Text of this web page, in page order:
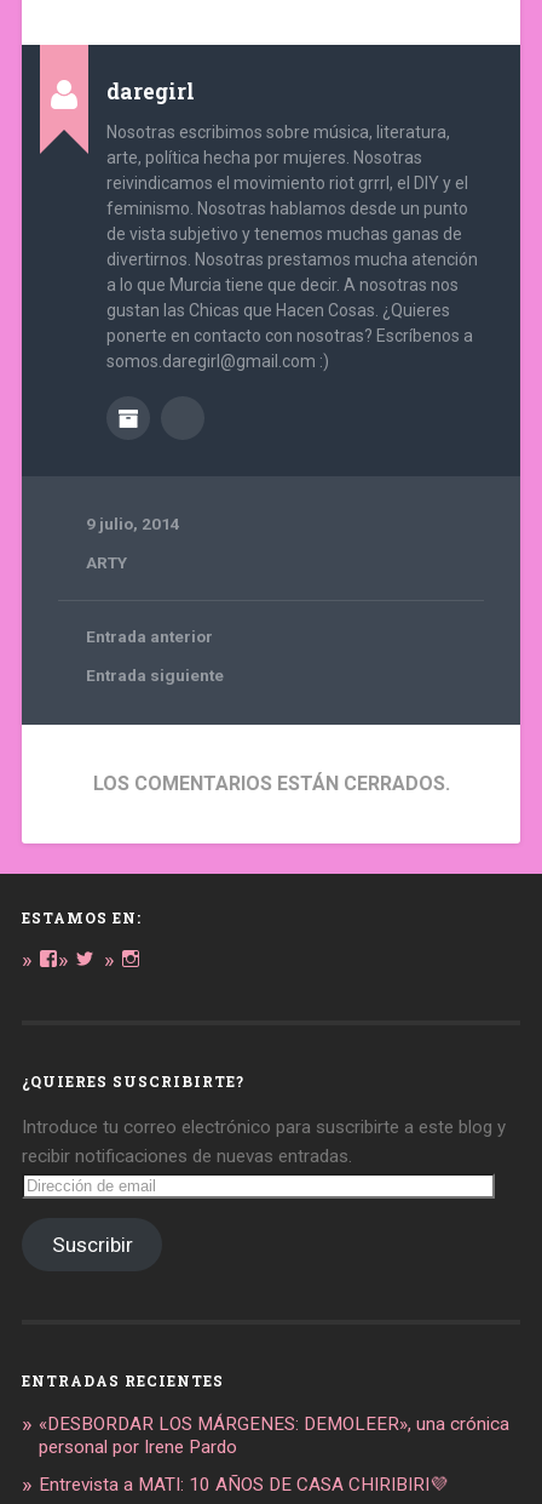
daregirl
Nosotras escribimos sobre música, literatura,
arte, política hecha por mujeres. Nosotras
reivindicamos el movimiento riot grrrl, el DIY y el
feminismo. Nosotras hablamos desde un punto
de vista subjetivo y tenemos muchas ganas de
divertirnos. Nosotras prestamos mucha atención
a lo que Murcia tiene que decir. A nosotras nos
gustan las Chicas que Hacen Cosas. ¿Quieres
ponerte en contacto con nosotras? Escríbenos a
somos.daregirl@gmail.com :)
9 julio, 2014
ARTY
Entrada anterior
Entrada siguiente
LOS COMENTARIOS ESTÁN CERRADOS.
ESTAMOS EN:
Ver Ver
Ver
¿QUIERES SUSCRIBIRTE?
Introduce tu correo electrónico para suscribirte a este blog y
recibir notificaciones de nuevas entradas.
Dirección
de
Suscribir
ENTRADAS RECIENTES
«DESBORDAR LOS MÁRGENES: DEMOLEER», una crónica
personal por Irene Pardo
Entrevista a MATI: 10 AÑOS DE CASA CHIRIBIRI💜